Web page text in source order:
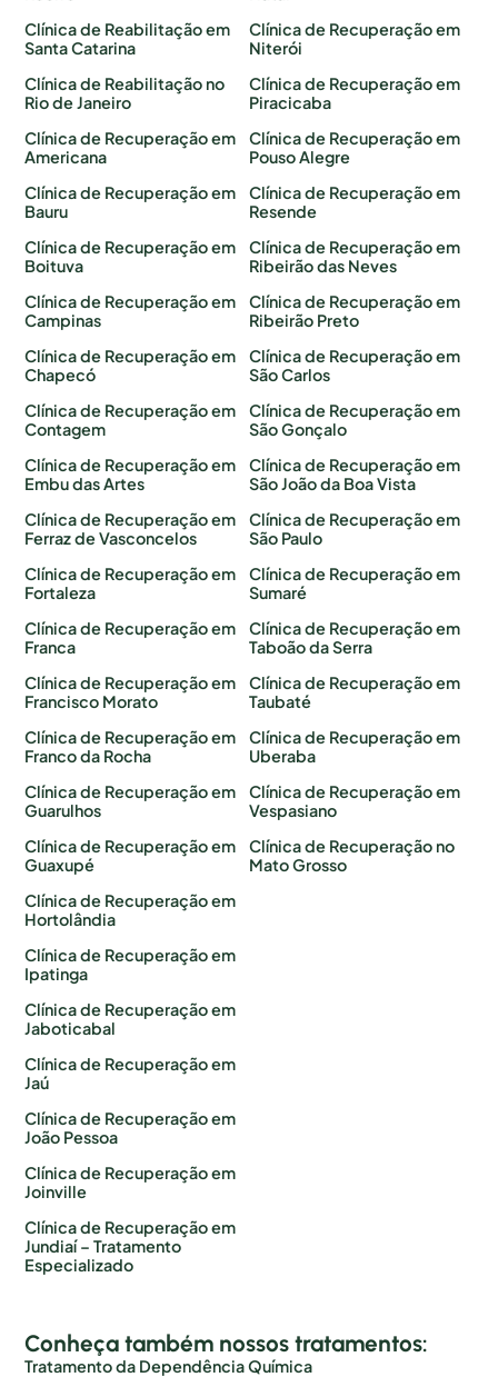
Clínica de Reabilitação em
Santa Catarina
Clínica de Reabilitação no
Rio de Janeiro
Clínica de Recuperação em
Americana
Clínica de Recuperação em
Bauru
Clínica de Recuperação em
Boituva
Clínica de Recuperação em
Campinas
Clínica de Recuperação em
Chapecó
Clínica de Recuperação em
Contagem
Clínica de Recuperação em
Embu das Artes
Clínica de Recuperação em
Ferraz de Vasconcelos
Clínica de Recuperação em
Fortaleza
Clínica de Recuperação em
Franca
Clínica de Recuperação em
Francisco Morato
Clínica de Recuperação em
Franco da Rocha
Clínica de Recuperação em
Guarulhos
Clínica de Recuperação em
Guaxupé
Clínica de Recuperação em
Hortolândia
Clínica de Recuperação em
Ipatinga
Clínica de Recuperação em
Jaboticabal
Clínica de Recuperação em
Jaú
Clínica de Recuperação em
João Pessoa
Clínica de Recuperação em
Joinville
Clínica de Recuperação em
Jundiaí – Tratamento
Especializado
Clínica de Recuperação em
Niterói
Clínica de Recuperação em
Piracicaba
Clínica de Recuperação em
Pouso Alegre
Clínica de Recuperação em
Resende
Clínica de Recuperação em
Ribeirão das Neves
Clínica de Recuperação em
Ribeirão Preto
Clínica de Recuperação em
São Carlos
Clínica de Recuperação em
São Gonçalo
Clínica de Recuperação em
São João da Boa Vista
Clínica de Recuperação em
São Paulo
Clínica de Recuperação em
Sumaré
Clínica de Recuperação em
Taboão da Serra
Clínica de Recuperação em
Taubaté
Clínica de Recuperação em
Uberaba
Clínica de Recuperação em
Vespasiano
Clínica de Recuperação no
Mato Grosso
Conheça também nossos tratamentos:
Tratamento da Dependência Química